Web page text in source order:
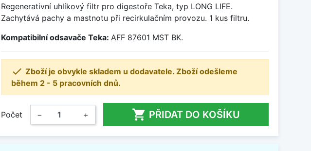
Regenerativní uhlíkový filtr pro digestoře Teka, typ LONG LIFE.
Zachytává pachy a mastnotu při recirkulačním provozu. 1 kus filtru.
Kompatibilní odsavače Teka: AFF 87601 MST BK.
 Zboží je obvykle skladem u dodavatele. Zboží odešleme
během 2 - 5 pracovních dnů.
Počet − +  PŘIDAT DO KOŠÍKU